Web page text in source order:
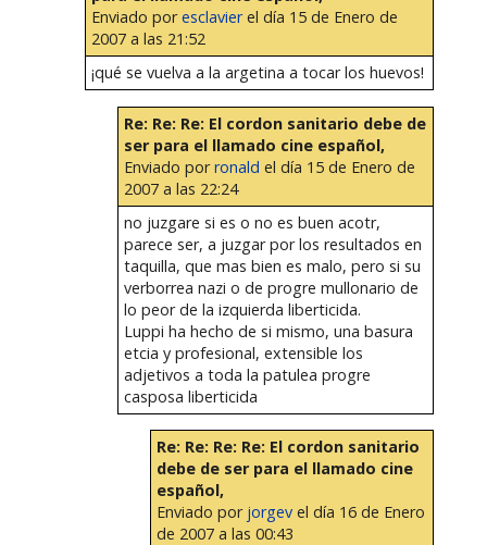
Enviado poresclavierel día 15 de Enero de
2007 a las 21:52
¡qué se vuelva a la argetina a tocar los huevos!
Re: Re: Re: El cordon sanitario debe de
ser para el llamado cine español,
Enviado porronald el día 15 de Enero de
2007 a las 22:24
no juzgare si es o no es buen acotr,
parece ser, a juzgar por los resultados en
taquilla, que mas bien es malo, pero si su
verborrea nazi o de progre mullonario de
lo peor de la izquierda liberticida.
Luppi ha hecho de si mismo, una basura
etcia y profesional, extensible los
adjetivos a toda la patulea progre
casposa liberticida
Re: Re: Re: Re: El cordon sanitario
debe de ser para el llamado cine
español,
Enviado por jorgevel día 16 de Enero
de 2007 a las 00:43